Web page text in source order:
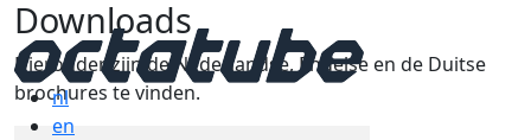
nl
en
Downloads
Hieronder zijn de Nederlandse, Engelse en de Duitse
brochures te vinden.